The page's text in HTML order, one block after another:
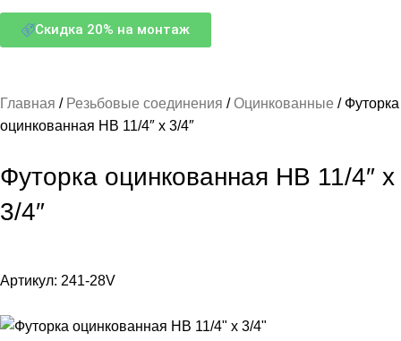
Скидка 20% на монтаж
Главная Резьбовые соединения Оцинкованные
Футорка
оцинкованная НВ 11/4″ х 3/4″
Футорка оцинкованная НВ 11/4″ х
3/4″
Артикул: 241-28V